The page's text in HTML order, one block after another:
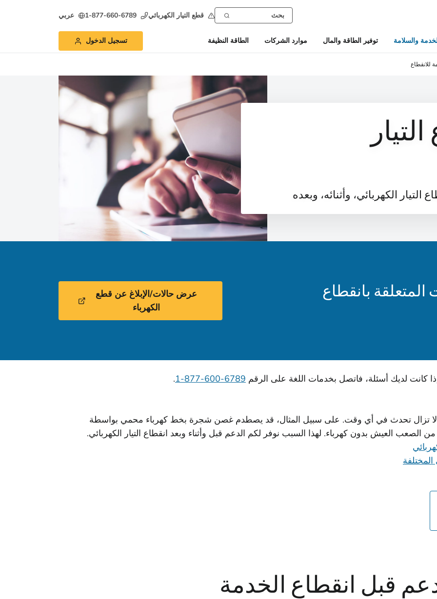
قطع التيار الكهربائي 1-877-660-6789 عربي
والسلامة توفير الطاقة والمال موارد الشركات الطاقة النظيفة تسجيل الدخول
للانقطاع
الكهربائي، وأثنائه، وبعده
بانقطاع
عرض حالات/الإبلاغ عن قطع
الكهرباء
كانت لديك أسئلة، فاتصل بخدمات اللغة على الرقم 6789-600-877-1
.
لا تزال تحدث في أي وقت. على سبيل المثال، قد يصطدم غصن شجرة بخط كهرباء محمي بواسطة
من الصعب العيش بدون كهرباء. لهذا السبب نوفر لكم الدعم قبل وأثناء وبعد انقطاع التيار الكهربائي.
قبل انقطاع الخدمة